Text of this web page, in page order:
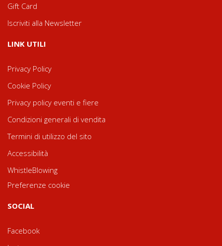
Gift Card
Iscriviti alla Newsletter
LINK UTILI
Privacy Policy
Cookie Policy
Privacy policy eventi e fiere
Condizioni generali di vendita
Termini di utilizzo del sito
Accessibilità
WhistleBlowing
Preferenze cookie
SOCIAL
Facebook